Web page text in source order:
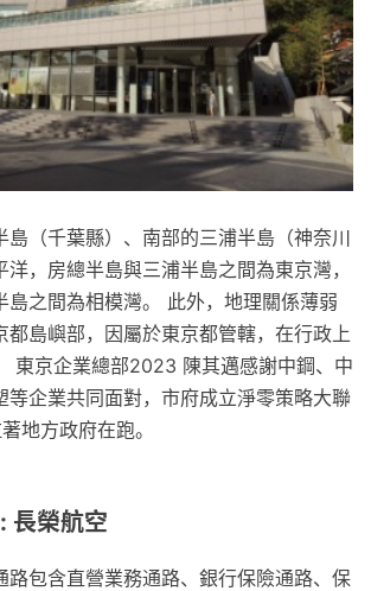
島（千葉縣）、南部的三浦半島（神奈川
，房總半島與三浦半島之間為東京灣，
島之間為相模灣。 此外，地理關係薄弱
都島嶼部，因屬於東京都管轄，在行政上
東京企業總部2023 陳其邁感謝中鋼、中
等企業共同面對，市府成立淨零策略大聯
地方政府在跑。
長榮航空
路包含直營業務通路、銀行保險通路、保